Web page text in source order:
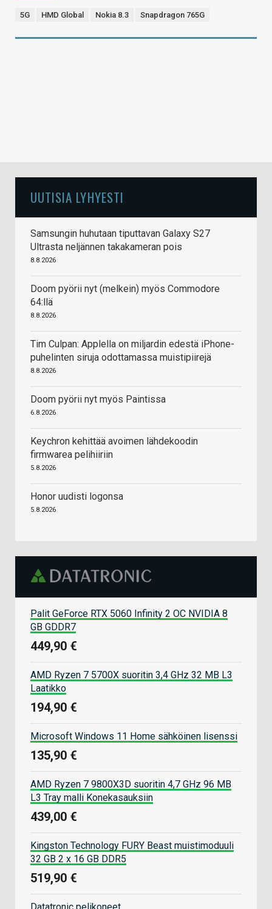
5G HMD Global Nokia 8.3 Snapdragon 765G
UUTISIA LYHYESTI
Samsungin huhutaan tiputtavan Galaxy S27
Ultrasta neljännen takakameran pois
8.8.2026
Doom pyörii nyt (melkein) myös Commodore
64:llä
8.8.2026
Tim Culpan: Applella on miljardin edestä iPhone-
puhelinten siruja odottamassa muistipiirejä
8.8.2026
Doom pyörii nyt myös Paintissa
6.8.2026
Keychron kehittää avoimen lähdekoodin
firmwarea pelihiiriin
5.8.2026
Honor uudisti logonsa
5.8.2026
Palit GeForce RTX 5060 Infinity 2 OC NVIDIA 8
GB GDDR7
449,90 €
AMD Ryzen 7 5700X suoritin 3,4 GHz 32 MB L3
Laatikko
194,90 €
Microsoft Windows 11 Home sähköinen lisenssi
135,90 €
AMD Ryzen 7 9800X3D suoritin 4,7 GHz 96 MB
L3 Tray malli Konekasauksiin
439,00 €
Kingston Technology FURY Beast muistimoduuli
32 GB 2 x 16 GB DDR5
519,90 €